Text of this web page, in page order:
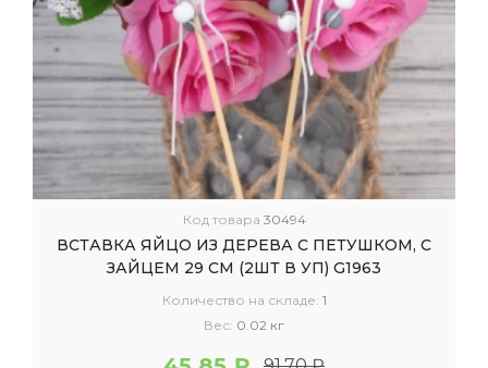
Код товара 30494
ВСТАВКА ЯЙЦО ИЗ ДЕРЕВА С ПЕТУШКОМ, С
ЗАЙЦЕМ 29 СМ (2ШТ В УП) G1963
Количество на складе: 1
Вес: 0.02 кг